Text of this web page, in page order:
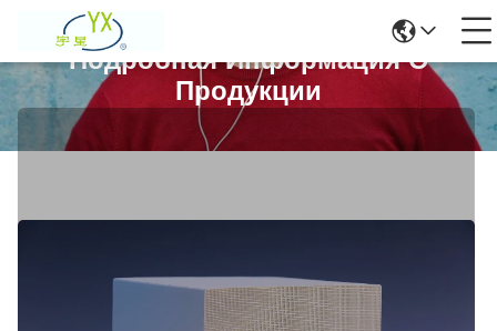
Подробная Информация О
Продукции